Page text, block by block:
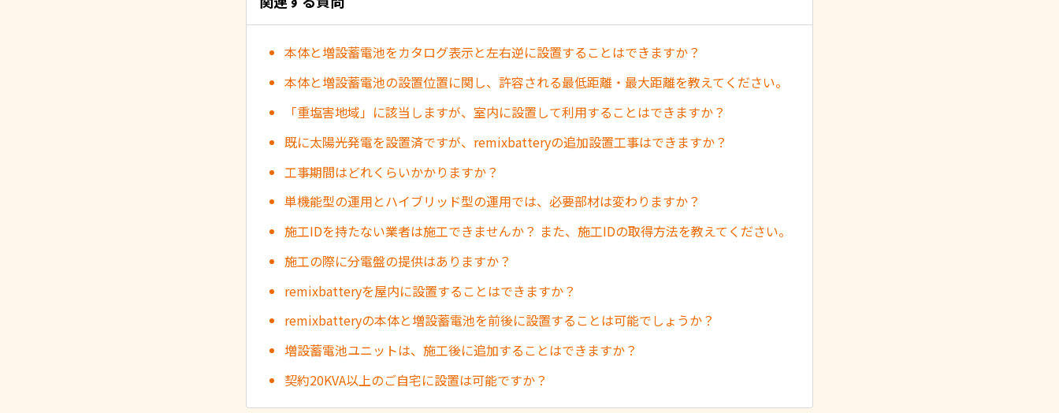
本体と増設蓄電池をカタログ表示と左右逆に設置することはできますか？
本体と増設蓄電池の設置位置に関し、許容される最低距離・最大距離を教えてください。
「重塩害地域」に該当しますが、室内に設置して利用することはできますか？
既に太陽光発電を設置済ですが、remixbatteryの追加設置工事はできますか？
工事期間はどれくらいかかりますか？
単機能型の運用とハイブリッド型の運用では、必要部材は変わりますか？
施工IDを持たない業者は施工できませんか？ また、施工IDの取得方法を教えてください。
施工の際に分電盤の提供はありますか？
remixbatteryを屋内に設置することはできますか？
remixbatteryの本体と増設蓄電池を前後に設置することは可能でしょうか？
増設蓄電池ユニットは、施工後に追加することはできますか？
契約20KVA以上のご自宅に設置は可能ですか？